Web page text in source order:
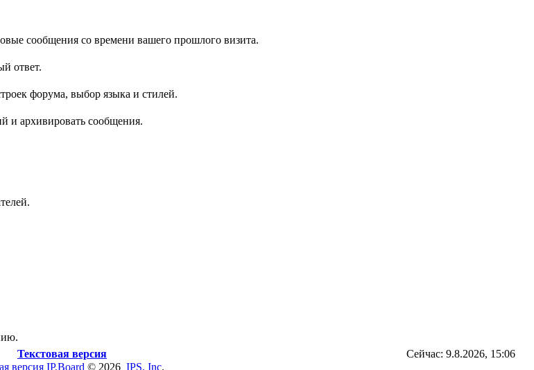
сообщения со времени вашего прошлого визита.
ответ.
форума, выбор языка и стилей.
и архивировать сообщения.
Текстовая версия
Сейчас: 9.8.2026, 15:06
версия IP.Board © 2026 IPS, Inc.